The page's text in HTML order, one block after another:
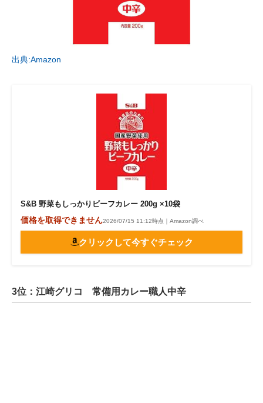
出典:Amazon
S&B 野菜もしっかりビーフカレー 200g ×10袋
価格を取得できません2026/07/15 11:12時点｜Amazon調べ
クリックして今すぐチェック
3位：江崎グリコ 常備用カレー職人中辛